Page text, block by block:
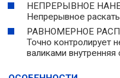
НЕПРЕРЫВНОЕ
Непрерывное
РАВНОМЕРНОЕ
Точно контролирует
валиками